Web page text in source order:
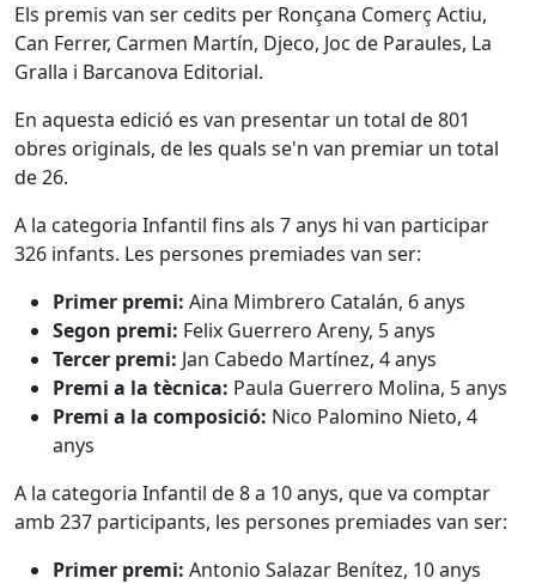
Els premis van ser cedits per Ronçana Comerç Actiu,
Can Ferrer, Carmen Martín, Djeco, Joc de Paraules, La
Gralla i Barcanova Editorial.
En aquesta edició es van presentar un total de 801
obres originals, de les quals se'n van premiar un total
de 26.
A la categoria Infantil fins als 7 anys hi van participar
326 infants. Les persones premiades van ser:
Primer premi: Aina Mimbrero Catalán, 6 anys
Segon premi: Felix Guerrero Areny, 5 anys
Tercer premi: Jan Cabedo Martínez, 4 anys
Premi a la tècnica: Paula Guerrero Molina, 5 anys
Premi a la composició: Nico Palomino Nieto, 4
anys
A la categoria Infantil de 8 a 10 anys, que va comptar
amb 237 participants, les persones premiades van ser:
Primer premi: Antonio Salazar Benítez, 10 anys